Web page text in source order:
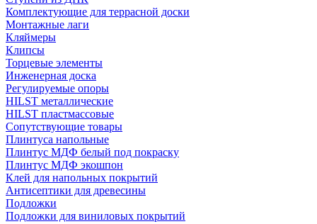
Комплектующие для террасной доски
Монтажные лаги
Кляймеры
Клипсы
Торцевые элементы
Инженерная доска
Регулируемые опоры
HILST металлические
HILST пластмассовые
Сопутствующие товары
Плинтуса напольные
Плинтус МДФ белый под покраску
Плинтус МДФ экошпон
Клей для напольных покрытий
Антисептики для древесины
Подложки
Подложки для виниловых покрытий